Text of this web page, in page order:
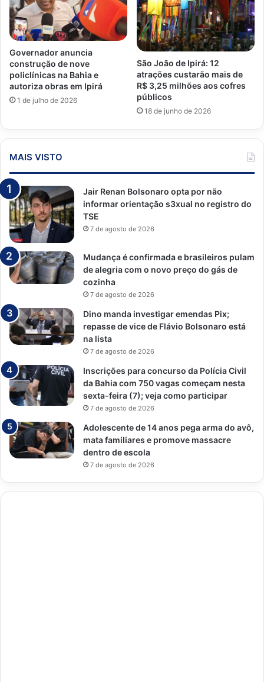
Governador anuncia
construção de nove
policlínicas na Bahia e
autoriza obras em Ipirá
1 de julho de 2026
São João de Ipirá: 12
atrações custarão mais de
R$ 3,25 milhões aos cofres
públicos
18 de junho de 2026
MAIS VISTO
Jair Renan Bolsonaro opta por não
informar orientação s3xual no registro do
TSE
7 de agosto de 2026
Mudança é confirmada e brasileiros pulam
de alegria com o novo preço do gás de
cozinha
7 de agosto de 2026
Dino manda investigar emendas Pix;
repasse de vice de Flávio Bolsonaro está
na lista
7 de agosto de 2026
Inscrições para concurso da Polícia Civil
da Bahia com 750 vagas começam nesta
sexta-feira (7); veja como participar
7 de agosto de 2026
Adolescente de 14 anos pega arma do avô,
mata familiares e promove massacre
dentro de escola
7 de agosto de 2026